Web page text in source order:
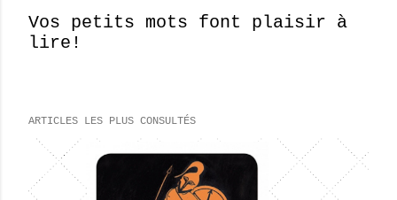
E
g
t
Vos petits mots font plaisir à
lire!
ARTICLES LES PLUS CONSULTÉS